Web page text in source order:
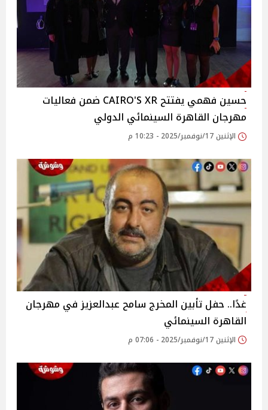
حسين فهمي يفتتح CAIRO'S XR ضمن فعاليات
مهرجان القاهرة السينمائي الدولي
الإثنين 17/نوفمبر/2025 - 10:23 م
غدًا.. حفل تأبين المخرج سامح عبدالعزيز في مهرجان
القاهرة السينمائي
الإثنين 17/نوفمبر/2025 - 07:06 م